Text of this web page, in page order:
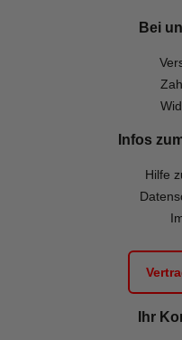
Bei
Infos
Hilfe
Ihr